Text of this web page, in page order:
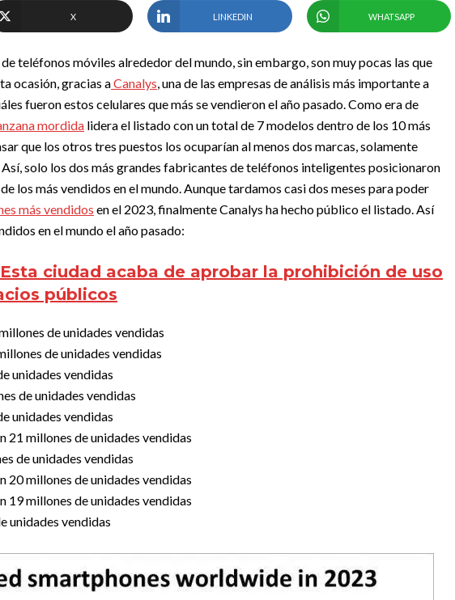
X LINKEDIN WHATSAPP
teléfonos móviles alrededor del mundo, sin embargo, son muy pocas las que
ocasión, gracias aCanalys, una de las empresas de análisis más importante a
fueron estos celulares que más se vendieron el año pasado.Como era de
mordida lidera el listado con un total de 7 modelos dentro de los 10 más
que los otros tres puestos los ocuparían al menos dos marcas, solamente
solo los dos más grandes fabricantes de teléfonos inteligentes posicionaron
los más vendidos en el mundo.Aunque tardamos casi dos meses para poder
más vendidos en el 2023, finalmente Canalys ha hecho público el listado. Así
en el mundo el año pasado:
Esta ciudad acaba de aprobar la prohibición de uso
públicos
de unidades vendidas
de unidades vendidas
unidades vendidas
de unidades vendidas
unidades vendidas
21 millones de unidades vendidas
de unidades vendidas
20 millones de unidades vendidas
19 millones de unidades vendidas
unidades vendidas